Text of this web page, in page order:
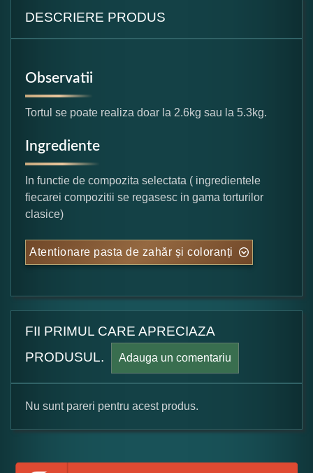
DESCRIERE PRODUS
Observatii
Tortul se poate realiza doar la 2.6kg sau la 5.3kg.
Ingrediente
In functie de compozita selectata ( ingredientele
fiecarei compozitii se regasesc in gama torturilor
clasice)
Atentionare pasta de zahăr și coloranți
FII PRIMUL CARE APRECIAZA
PRODUSUL.
Adauga un comentariu
Formular pareri client
Nu sunt pareri pentru acest produs.